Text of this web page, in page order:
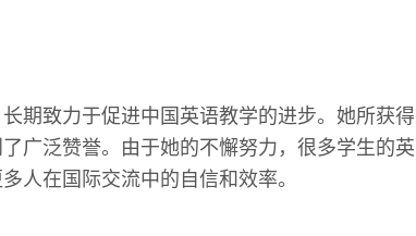
期致力于促进中国英语教学的进步。她所获得
广泛赞誉。由于她的不懈努力，很多学生的英
人在国际交流中的自信和效率。